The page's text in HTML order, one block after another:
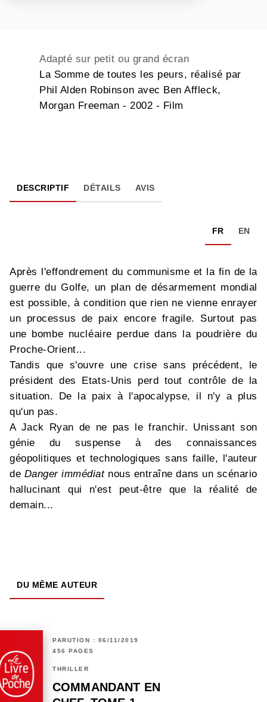
Adapté sur petit ou grand écran
La Somme de toutes les peurs, réalisé par
Phil Alden Robinson avec Ben Affleck,
Morgan Freeman - 2002 - Film
DESCRIPTIF DÉTAILS AVIS
FR EN
Après l'effondrement du communisme et la fin de la
guerre du Golfe, un plan de désarmement mondial
est possible, à condition que rien ne vienne enrayer
un processus de paix encore fragile. Surtout pas
une bombe nucléaire perdue dans la poudrière du
Proche-Orient...
Tandis que s'ouvre une crise sans précédent, le
président des Etats-Unis perd tout contrôle de la
situation. De la paix à l'apocalypse, il n'y a plus
qu'un pas.
A Jack Ryan de ne pas le franchir. Unissant son
génie du suspense à des connaissances
géopolitiques et technologiques sans faille, l'auteur
de Danger immédiatnous entraîne dans un scénario
hallucinant qui n'est peut-être que la réalité de
demain...
DU MÊME AUTEUR
PARUTION : 06/11/2019
456 PAGES
THRILLER
COMMANDANT EN